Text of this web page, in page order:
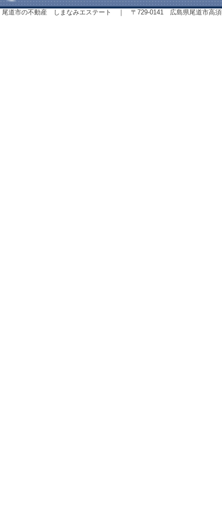
尾道市の不動産 しまなみエステート ｜ 〒729-0141 広島県尾道市高